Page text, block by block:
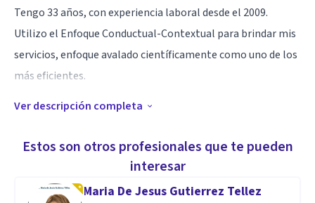
Tengo 33 años, con experiencia laboral desde el 2009.
Utilizo el Enfoque Conductual-Contextual para brindar mis
servicios, enfoque avalado científicamente como uno de los
más eficientes.
como depresión, ansiedad, escuela para padres,
modificación de conductas no deseadas, autoestima, estrés,
entre muchas otras, con un alto porcentaje de personas
Ver descripción completa
Estos son otros profesionales que te pueden
interesar
Maria De Jesus Gutierrez Tellez